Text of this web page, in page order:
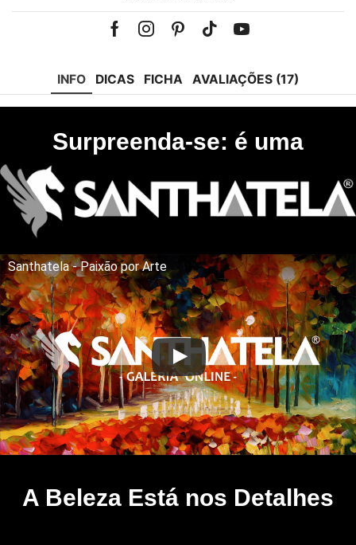
Facebook
Instagram
Pinterest
Tik-Youtube
INFO DICAS FICHA AVALIAÇÕES (17)
Surpreenda-se: é uma
Santhatela - Paixão por Arte
A Beleza Está nos Detalhes